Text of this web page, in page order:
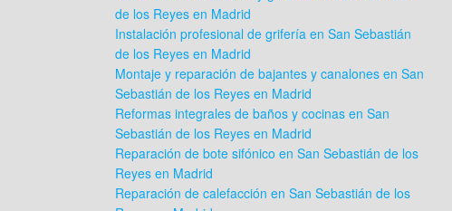
de los Reyes en Madrid
Instalación profesional de grifería en San Sebastián
de los Reyes en Madrid
Montaje y reparación de bajantes y canalones en San
Sebastián de los Reyes en Madrid
Reformas integrales de baños y cocinas en San
Sebastián de los Reyes en Madrid
Reparación de bote sifónico en San Sebastián de los
Reyes en Madrid
Reparación de calefacción en San Sebastián de los